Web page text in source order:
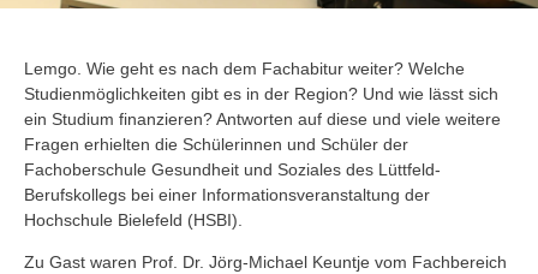
Lemgo. Wie geht es nach dem Fachabitur weiter? Welche
Studienmöglichkeiten gibt es in der Region? Und wie lässt sich
ein Studium finanzieren? Antworten auf diese und viele weitere
Fragen erhielten die Schülerinnen und Schüler der
Fachoberschule Gesundheit und Soziales des Lüttfeld-
Berufskollegs bei einer Informationsveranstaltung der
Hochschule Bielefeld (HSBI).
Zu Gast waren Prof. Dr. Jörg-Michael Keuntje vom Fachbereich